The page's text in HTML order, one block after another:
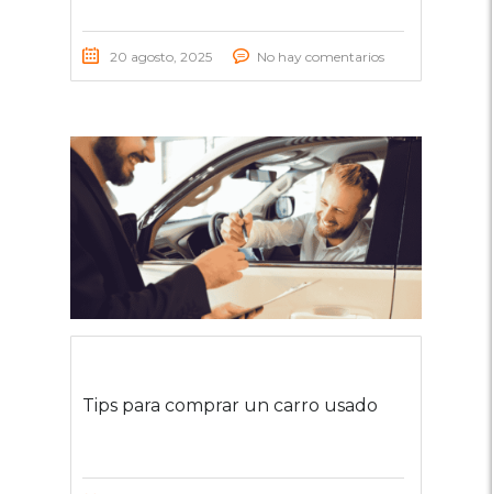
20 agosto, 2025 No hay comentarios
Tips para comprar un carro usado